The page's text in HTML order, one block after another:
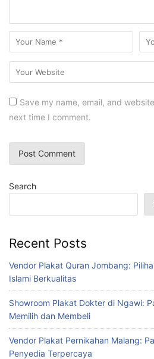
Save my name, email, and
next time I comment.
Search
Recent Posts
Vendor Plakat Quran Jombang:
Islami Berkualitas
Showroom Plakat Dokter di Ngawi:
Memilih dan Membeli
Vendor Plakat Pernikahan Malang:
Penyedia Terpercaya